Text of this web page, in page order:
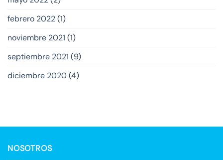
febrero 2022(1)
noviembre 2021 (1)
septiembre 2021 (9)
diciembre 2020(4)
NOSOTROS